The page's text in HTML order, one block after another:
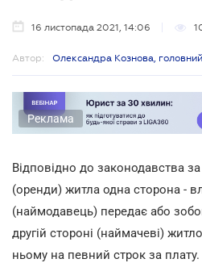
16 листопада 2021, 14:06
Автор: Олександра Кознова,
Реклама
Відповідно до законодавства
(оренди) житла одна сторона -
(наймодавець) передає або
другій стороні (наймачеві)
ньому на певний строк за плату.